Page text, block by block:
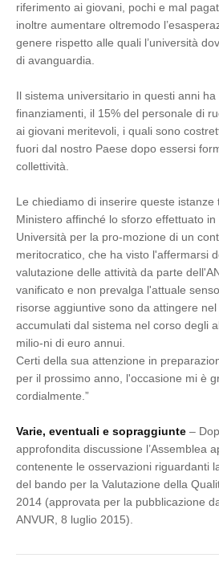
riferimento ai giovani, pochi e mal
inoltre aumentare oltremodo
genere rispetto alle quali l’università
di avanguardia.
Il sistema universitario in questi anni
finanziamenti, il 15% del personale di
ai giovani meritevoli, i quali sono
fuori dal nostro Paese dopo essersi
collettività.
Le chiediamo di inserire queste
Ministero affinché lo sforzo effettuato
Università per la pro-mozione di un
meritocratico, che ha visto l'affermarsi
valutazione delle attività da parte
vanificato e non prevalga l'attuale
risorse aggiuntive sono da attingere
accumulati dal sistema nel corso degli
milio-ni di euro annui.
Certi della sua attenzione in
per il prossimo anno, l'occasione mi è
cordialmente.”
Varie, eventuali e sopraggiunte –
approfondita discussione l’Assemblea
contenente le osservazioni riguardanti
del bando per la Valutazione della
2014 (approvata per la pubblicazione
ANVUR, 8 luglio 2015).